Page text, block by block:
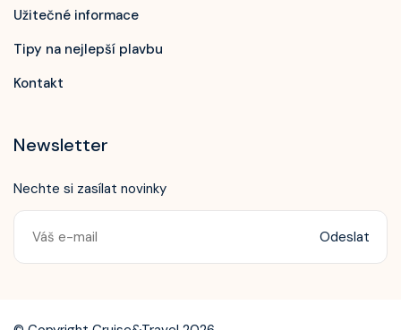
Zavolejte nám!
+420 603 172 604
Užitečné informace
Tipy na nejlepší plavbu
Kontakt
Newsletter
Nechte si zasílat novinky
Odeslat